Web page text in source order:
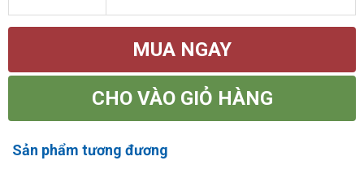
MUA NGAY
CHO VÀO GIỎ HÀNG
Sản phẩm tương đương